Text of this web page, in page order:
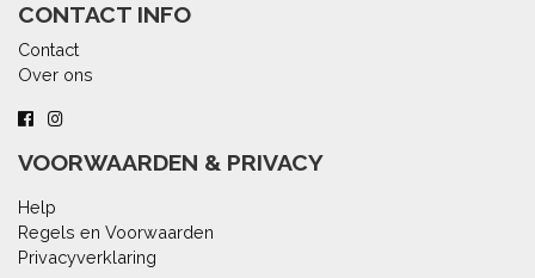
CONTACT INFO
Contact
Over ons
VOORWAARDEN & PRIVACY
Help
Regels en Voorwaarden
Privacyverklaring